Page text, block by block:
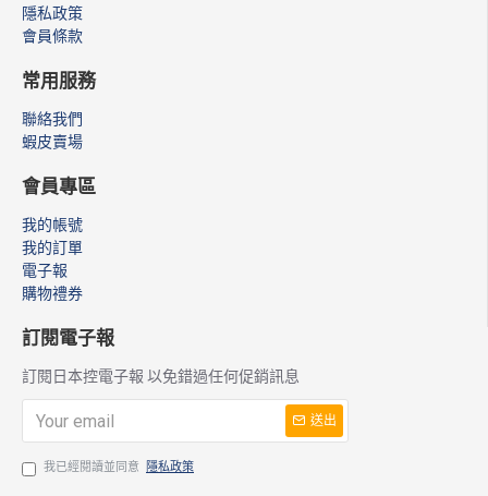
隱私政策
會員條款
常用服務
聯絡我們
蝦皮賣場
會員專區
我的帳號
我的訂單
電子報
購物禮券
訂閱電子報
訂閱日本控電子報 以免錯過任何促銷訊息
送出
我已經閱讀並同意 隱私政策